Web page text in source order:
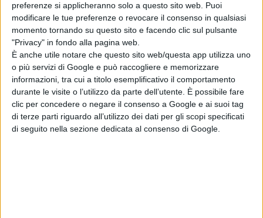
preferenze si applicheranno solo a questo sito web. Puoi
modificare le tue preferenze o revocare il consenso in qualsiasi
momento tornando su questo sito e facendo clic sul pulsante
"Privacy" in fondo alla pagina web.
È anche utile notare che questo sito web/questa app utilizza uno
o più servizi di Google e può raccogliere e memorizzare
informazioni, tra cui a titolo esemplificativo il comportamento
durante le visite o l’utilizzo da parte dell’utente. È possibile fare
clic per concedere o negare il consenso a Google e ai suoi tag
di terze parti riguardo all’utilizzo dei dati per gli scopi specificati
di seguito nella sezione dedicata al consenso di Google.
tutela del diritto alla salute, le vertenze ambientali
come luoghi di conflitto e la messa in sicurezza del
territorio come l’unica grande opera pubblica che
serve all’Abruzzo e all’Italia, le battaglie di civiltà a
partire dall’istituzione del garante dei detenuti e di
una seria politica dell’accoglienza e
dell’integrazione. Paola Natalicchio, già sindaco di